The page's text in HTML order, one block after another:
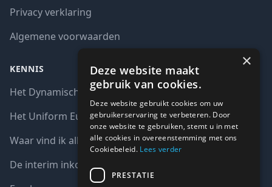
Privacy verklaring
Algemene voorwaarden
KENNIS
Het Dynamisch aankoopsysteem (DAS)
Het Uniform Europees Aanbestedingsdocument (UEA)
Waar vind ik alle interim opdrachten bij de overheid?
De interim inkoop markt in cijfers
×
Deze website maakt
gebruik van cookies.
Deze website gebruikt cookies om uw
gebruikerservaring te verbeteren. Door
onze website te gebruiken, stemt u in met
alle cookies in overeenstemming met ons
Cookiebeleid. Lees verder
PRESTATIE